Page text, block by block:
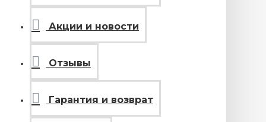
Акции и новости
Отзывы
Гарантия и возврат